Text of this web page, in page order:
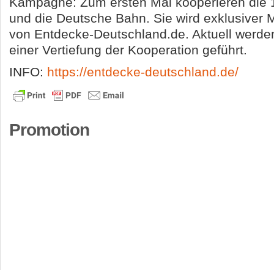
und die Deutsche Bahn. Sie wird exklusiver
von Entdecke-Deutschland.de. Aktuell
einer Vertiefung der Kooperation geführt.
INFO: https://entdecke-deutschland.de/
Promotion